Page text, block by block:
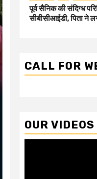
पूर्व सैनिक की संदिग्ध
सीबीसीआईडी, पिता ने
CALL FOR
OUR VIDEOS